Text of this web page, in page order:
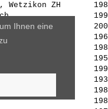
Ihnen eine
Wetzikon ZH
Zürich
Zürich
Adrian
Laupen ZH
Effretikon
Roger